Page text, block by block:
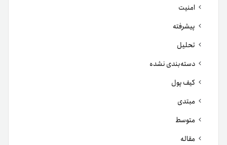
امنیت
پیشرفته
تحلیل
دسته‌بندی نشده
کیف پول
مبتدی
متوسط
مقاله